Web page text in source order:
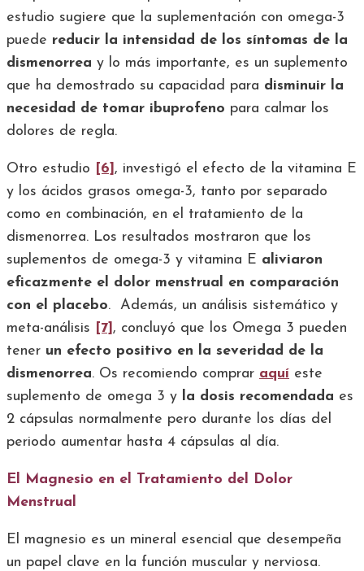
estudio sugiere que la suplementación con omega-3
puede reducir la intensidad de los síntomas de la
dismenorrea y lo más importante, es un suplemento
que ha demostrado su capacidad para disminuir la
necesidad de tomar ibuprofeno para calmar los
dolores de regla.
Otro estudio [6] , investigó el efecto de la vitamina E
y los ácidos grasos omega-3, tanto por separado
como en combinación, en el tratamiento de la
dismenorrea. Los resultados mostraron que los
suplementos de omega-3 y vitamina E aliviaron
eficazmente el dolor menstrual en comparación
con el placebo. Además, un análisis sistemático y
meta-análisis [7] , concluyó que los Omega 3 pueden
tener un efecto positivo en la severidad de la
dismenorrea. Os recomiendo comprar aquí este
suplemento de omega 3 y la dosis recomendada es
2 cápsulas normalmente pero durante los días del
periodo aumentar hasta 4 cápsulas al día.
El Magnesio en el Tratamiento del Dolor
Menstrual
El magnesio es un mineral esencial que desempeña
un papel clave en la función muscular y nerviosa.